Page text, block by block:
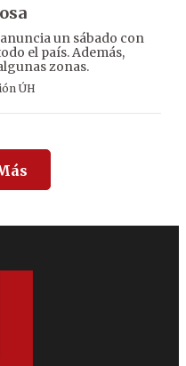
un sábado con
el país. Además,
zonas.
ÚH